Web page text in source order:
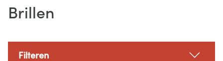
Brillen
Filteren